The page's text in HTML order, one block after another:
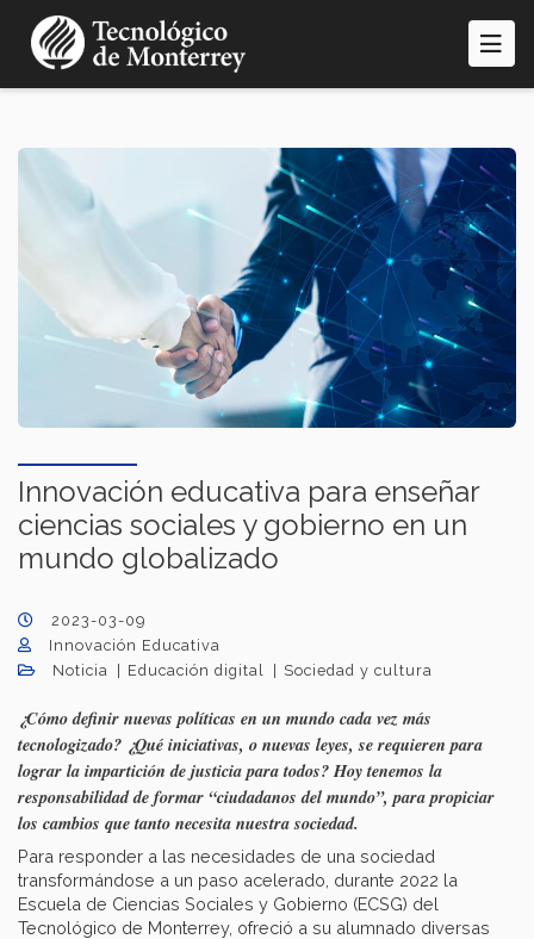
contenido
Innovación educativa para enseñar
ciencias sociales y gobierno en un
mundo globalizado
2023-03-09
Innovación Educativa
Noticia
Educación digital Sociedad y cultura
¿Cómo definir nuevas políticas en un mundo cada vez más
tecnologizado? ¿Qué iniciativas, o nuevas leyes, se requieren para
lograr la impartición de justicia para todos? Hoy tenemos la
responsabilidad de formar “ciudadanos del mundo”, para propiciar
los cambios que tanto necesita nuestra sociedad.
Para responder a las necesidades de una sociedad
transformándose a un paso acelerado, durante 2022 la
Escuela de Ciencias Sociales y Gobierno (ECSG) del
Tecnológico de Monterrey, ofreció a su alumnado diversas